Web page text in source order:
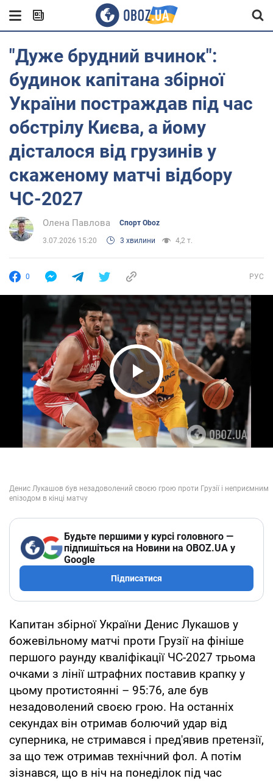
"Дуже брудний вчинок":
будинок капітана збірної
України постраждав під час
обстрілу Києва, а йому
дісталося від грузинів у
скаженому матчі відбору
ЧС-2027
Олена Павлова Спорт Oboz
3.07.2026 15:20 3 хвилини 4,2 т.
0 РУС
Play Video
Будьте першими у курсі головного —
підпишіться на Новини на OBOZ.UA у
Google
Підписатися
Капитан збірної України Денис Лукашов у
божевільному матчі проти Грузії на фініше
першого раунду кваліфікації ЧС-2027 трьома
очками з лінії штрафних поставив крапку у
цьому протистоянні – 95:76, але був
незадоволений своєю грою. На останніх
секундах він отримав болючий удар від
суперника, не стримався і пред'явив претензії,
за що теж отримав технічний фол. А потім
зізнався, що в ніч на понеділок під час